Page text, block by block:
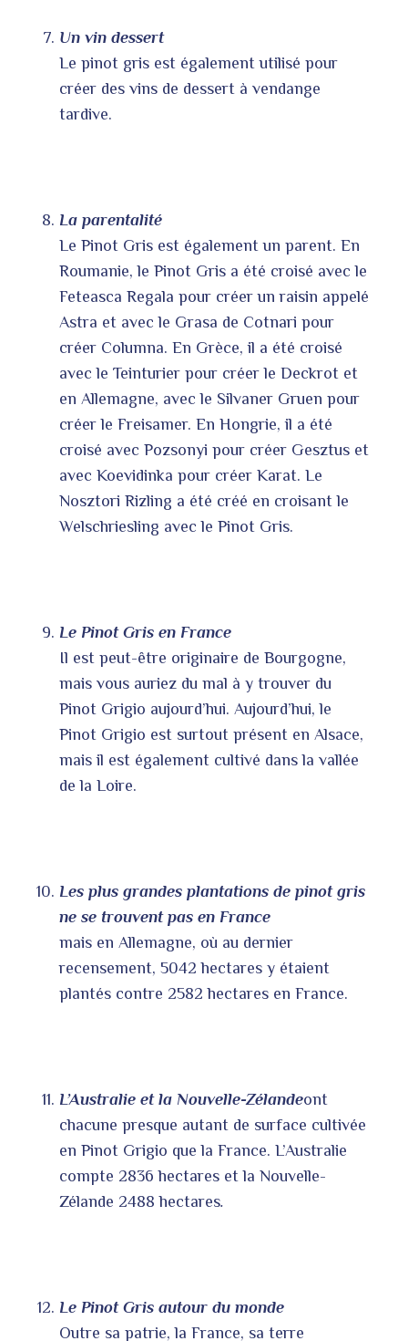
Un vin dessert
Le pinot gris est également utilisé pour
créer des vins de dessert à vendange
tardive.
La parentalité
Le Pinot Gris est également un parent. En
Roumanie, le Pinot Gris a été croisé avec le
Feteasca Regala pour créer un raisin appelé
Astra et avec le Grasa de Cotnari pour
créer Columna. En Grèce, il a été croisé
avec le Teinturier pour créer le Deckrot et
en Allemagne, avec le Silvaner Gruen pour
créer le Freisamer. En Hongrie, il a été
croisé avec Pozsonyi pour créer Gesztus et
avec Koevidinka pour créer Karat. Le
Nosztori Rizling a été créé en croisant le
Welschriesling avec le Pinot Gris.
Le Pinot Gris en France
Il est peut-être originaire de Bourgogne,
mais vous auriez du mal à y trouver du
Pinot Grigio aujourd’hui. Aujourd’hui, le
Pinot Grigio est surtout présent en Alsace,
mais il est également cultivé dans la vallée
de la Loire.
Les plus grandes plantations de pinot gris
ne se trouvent pas en France
mais en Allemagne, où au dernier
recensement, 5042 hectares y étaient
plantés contre 2582 hectares en France.
L’Australie et la Nouvelle-Zélandeont
chacune presque autant de surface cultivée
en Pinot Grigio que la France. L’Australie
compte 2836 hectares et la Nouvelle-
Zélande 2488 hectares.
Le Pinot Gris autour du monde
Outre sa patrie, la France, sa terre